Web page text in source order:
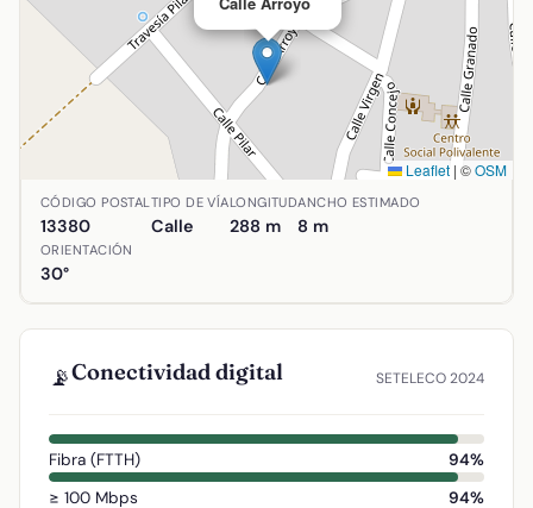
Leaflet | ©OSM
Ubicación de Calle Arroyo en Aldea del Rey, Ciudad
CÓDIGO POSTAL
13380
TIPO DE VÍA
Calle
LONGITUD
288 m
ANCHO ESTIMADO
8 m
ORIENTACIÓN
30°
📡Conectividad digital SETELECO 2024
Fibra (FTTH)
94%
≥ 100 Mbps
94%